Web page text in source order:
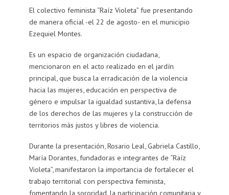
El colectivo feminista “Raíz Violeta” fue presentando
de manera oficial -el 22 de agosto- en el municipio
Ezequiel Montes.
Es un espacio de organización ciudadana,
mencionaron en el acto realizado en el jardín
principal, que busca la erradicación de la violencia
hacia las mujeres, educación en perspectiva de
género e impulsar la igualdad sustantiva, la defensa
de los derechos de las mujeres y la construcción de
territorios más justos y libres de violencia.
Durante la presentación, Rosario Leal, Gabriela Castillo,
María Dorantes, fundadoras e integrantes de “Raíz
Violeta”, manifestaron la importancia de fortalecer el
trabajo territorial con perspectiva feminista,
fomentando la sororidad, la participación comunitaria y